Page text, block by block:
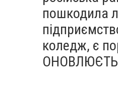
пошкодила
коледж, є